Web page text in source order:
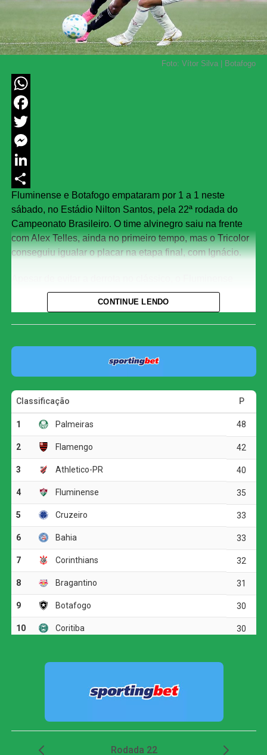
Foto: Vítor Silva | Botafogo
WhatsApp
Facebook
Twitter
Messenger
LinkedIn
Share
Fluminense e Botafogo empataram por 1 a 1 neste
sábado, no Estádio Nilton Santos, pela 22ª rodada do
Campeonato Brasileiro. O time alvinegro saiu na frente
com Alex Telles, ainda no primeiro tempo, mas o Tricolor
conseguiu igualar o placar na etapa final, com Ignácio.
chegou ao sexto jogo consecutivo sem vencer no
Brasileirão. Considerando também as demais
Com o empate, o Fluminense alcançou 35 pontos e
permanece na quarta colocação, mas corre o risco de
deixar o G4 ao fim da rodada. O Bahia, que soma 32
pontos, pode ultrapassar o Tricolor caso vença o Vasco
por pelo menos dois gols de diferença.
O Botafogo continua na sétima posição, com 30 pontos,
mas ainda pode perder posições dependendo dos outros
resultados da rodada.
O jogo
O Botafogo começou o clássico ocupando mais o campo
de ataque, mas encontrou dificuldades diante da
marcação tricolor. A primeira boa chance apareceu aos 19
minutos, quando Arthur Cabral recebeu na entrada da
área, passou pela marcação e finalizou rasteiro. Fábio
defendeu.
O Fluminense respondeu com chutes de longa distância.
finalização forte.
O time alvinegro voltou a ameaçar aos 29 minutos.
para fora. Em seguida, o volante completou cruzamento
CONTINUE LENDO